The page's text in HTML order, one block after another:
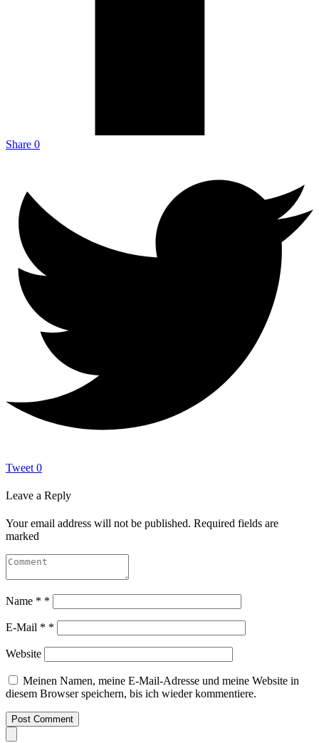
Share 0
Tweet 0
Leave a Reply
Your email address will not be published. Required fields are
marked
Name * *
E-Mail * *
Website
Meinen Namen, meine E-Mail-Adresse und meine Website in
diesem Browser speichern, bis ich wieder kommentiere.
Post Comment